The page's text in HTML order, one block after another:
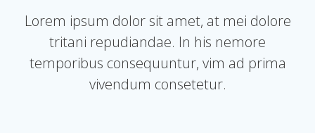
Lorem ipsum dolor sit amet, at mei dolore
tritani repudiandae. In his nemore
temporibus consequuntur, vim ad prima
vivendum consetetur.